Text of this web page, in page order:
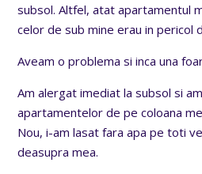
subsol. Altfel, atat apartamentul
celor de sub mine erau in pericol
Aveam o problema si inca una
Am alergat imediat la subsol si
apartamentelor de pe coloana
Nou, i-am lasat fara apa pe toti
deasupra mea.